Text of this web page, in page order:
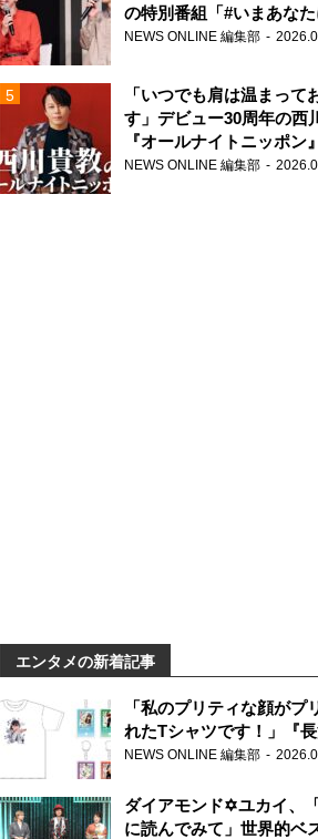
の特別番組「#いまあな
たいこと」
NEWS ONLINE 編集部
「いつでも肩は温まって
す」デビュー30周年の西
『オールナイトニッポン
場！
NEWS ONLINE 編集部
エンタメの新着記事
「私のプリティな顔がプ
れたTシャツです！」『
天下無双』初の番組グッ
NEWS ONLINE 編集部
ダイアモンド✡ユカイ、
に読んでみて」世界的ベ